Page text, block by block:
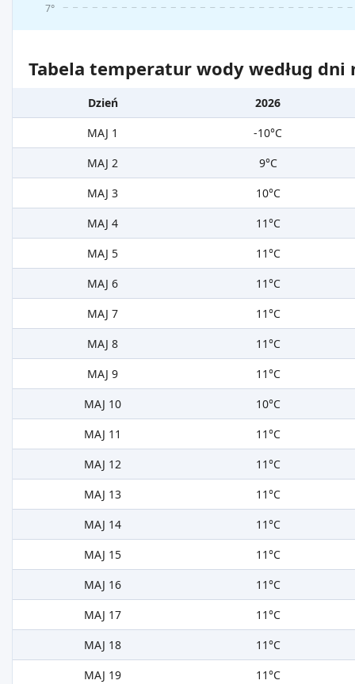
7°
Tabela temperatur wody według dni
Dzień
2026
MAJ 1
-10°C
MAJ 2
9°C
MAJ 3
10°C
MAJ 4
11°C
MAJ 5
11°C
MAJ 6
11°C
MAJ 7
11°C
MAJ 8
11°C
MAJ 9
11°C
MAJ 10
10°C
MAJ 11
11°C
MAJ 12
11°C
MAJ 13
11°C
MAJ 14
11°C
MAJ 15
11°C
MAJ 16
11°C
MAJ 17
11°C
MAJ 18
11°C
MAJ 19
11°C